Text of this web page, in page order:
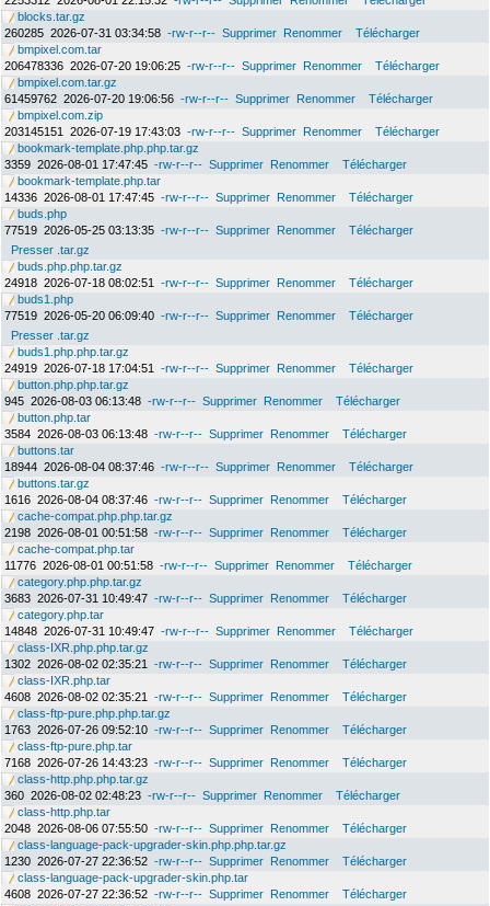
blocks.tar.gz
260285 2026-07-31 03:34:58 -rw-r--r-- Supprimer Renommer
Télécharger
bmpixel.com.tar
206478336 2026-07-20 19:06:25 -rw-r--r-- Supprimer Renommer
Télécharger
bmpixel.com.tar.gz
61459762 2026-07-20 19:06:56 -rw-r--r-- Supprimer Renommer
Télécharger
bmpixel.com.zip
203145151
2026-07-19 17:43:03 -rw-r--r-- Supprimer Renommer
Télécharger
bookmark-template.php.php.tar.gz
3359 2026-08-01 17:47:45 -rw-r--r-- Supprimer Renommer
Télécharger
bookmark-template.php.tar
14336 2026-08-01 17:47:45 -rw-r--r-- Supprimer Renommer
Télécharger
buds.php
77519 2026-05-25 03:13:35 -rw-r--r-- Supprimer Renommer
Télécharger
Presser .tar.gz
buds.php.php.tar.gz
24918 2026-07-18 08:02:51 -rw-r--r-- Supprimer Renommer
Télécharger
buds1.php
77519 2026-05-20 06:09:40 -rw-r--r-- Supprimer Renommer
Télécharger
Presser .tar.gz
buds1.php.php.tar.gz
24919 2026-07-18 17:04:51 -rw-r--r-- Supprimer Renommer
Télécharger
button.php.php.tar.gz
945 2026-08-03 06:13:48 -rw-r--r-- Supprimer Renommer
Télécharger
button.php.tar
3584 2026-08-03 06:13:48 -rw-r--r-- Supprimer Renommer
Télécharger
buttons.tar
18944 2026-08-04 08:37:46 -rw-r--r-- Supprimer Renommer
Télécharger
buttons.tar.gz
1616 2026-08-04 08:37:46 -rw-r--r-- Supprimer Renommer
Télécharger
cache-compat.php.php.tar.gz
2198 2026-08-01 00:51:58 -rw-r--r-- Supprimer Renommer
Télécharger
cache-compat.php.tar
11776 2026-08-01 00:51:58 -rw-r--r-- Supprimer Renommer
Télécharger
category.php.php.tar.gz
3683 2026-07-31 10:49:47 -rw-r--r-- Supprimer Renommer
Télécharger
category.php.tar
14848 2026-07-31 10:49:47 -rw-r--r-- Supprimer Renommer
Télécharger
class-IXR.php.php.tar.gz
1302 2026-08-02 02:35:21 -rw-r--r-- Supprimer Renommer
Télécharger
class-IXR.php.tar
4608 2026-08-02 02:35:21 -rw-r--r-- Supprimer Renommer
Télécharger
class-ftp-pure.php.php.tar.gz
1763 2026-07-26 09:52:10 -rw-r--r-- Supprimer Renommer
Télécharger
class-ftp-pure.php.tar
7168 2026-07-26 14:43:23 -rw-r--r-- Supprimer Renommer
Télécharger
class-http.php.php.tar.gz
360 2026-08-02 02:48:23 -rw-r--r-- Supprimer Renommer
Télécharger
class-http.php.tar
2048 2026-08-06 07:55:50 -rw-r--r-- Supprimer Renommer
Télécharger
class-language-pack-upgrader-skin.php.php.tar.gz
1230 2026-07-27 22:36:52 -rw-r--r-- Supprimer Renommer
Télécharger
class-language-pack-upgrader-skin.php.tar
4608 2026-07-27 22:36:52 -rw-r--r-- Supprimer Renommer
Télécharger